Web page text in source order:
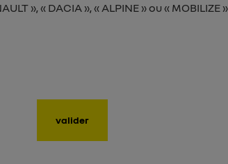
», « DACIA », « ALPINE » ou « MOBILIZE
valider